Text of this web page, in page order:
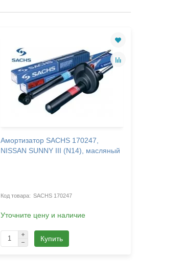
Амортизатор SACHS 170247,
NISSAN SUNNY III (N14), масляный
SACHS 170247
Уточните цену и наличие
Купить